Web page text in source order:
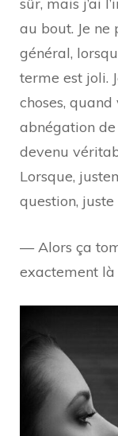
sûr, mais j’ai
au bout. Je ne
général,
terme est joli.
choses,
abnégation de
devenu
Lorsque,
question, juste
— Alors ça
exactement là